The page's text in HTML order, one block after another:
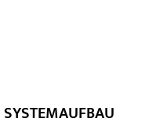
SYSTEMAUFBAU